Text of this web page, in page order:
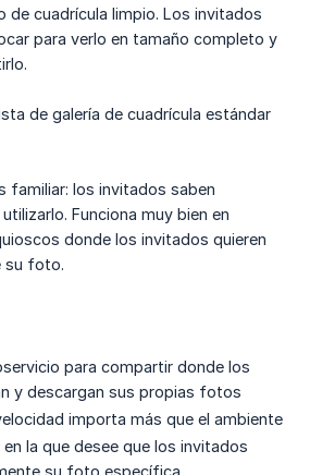
de cuadrícula limpio. Los invitados
para verlo en tamaño completo y
de galería de cuadrícula estándar
familiar: los invitados saben
Funciona muy bien en
donde los invitados quieren
su foto.
para compartir donde los
y descargan sus propias fotos
importa más que el ambiente
la que desee que los invitados
su foto específica